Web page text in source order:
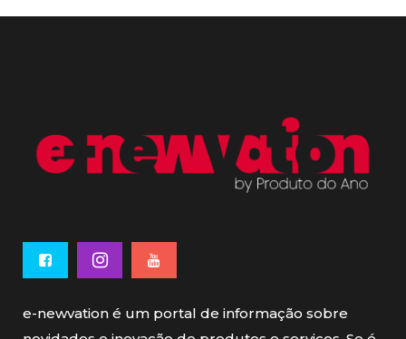
e-newvation é um portal de informação sobre